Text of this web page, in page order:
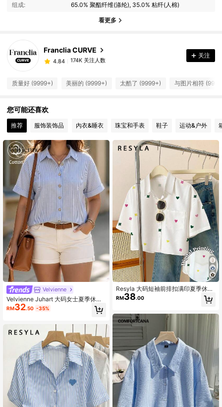
组成: 65.0% 聚酯纤维(涤纶), 35.0% 粘纤(人棉)
看更多
Franclia CURVE
174K 关注人数
4.84
174K 关注人数
l***s 支付了1天前
174K 关注人数
4.84 174K 关注人数
4.84 174K 关注人数
4.84 174K 关注人数
174K 关注人数
4.84 174K 关注人数
4.84 174K 关注人数
关注
质量好 (9999+) 美丽的 (9999+) 太酷了 (9999+) 与图片相符
您可能还喜欢
推荐 服饰装饰品 內衣&睡衣 珠宝和手表 鞋子 运动&户外
Velvienne
Velvienne Juhart 大码女士夏季休闲
简约棉质条纹衬衫，搭配翻折袖口，
木扣装饰，适合日常通勤穿着
RM32.50 -35%
Resyla 大码短袖前排扣满印夏季休闲
百搭衬衫
RM38.00